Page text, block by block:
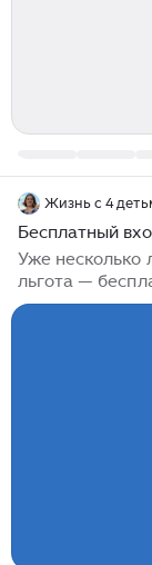
Жизнь с 4
Бесплатный
Уже несколько
льгота —
была и раньше,